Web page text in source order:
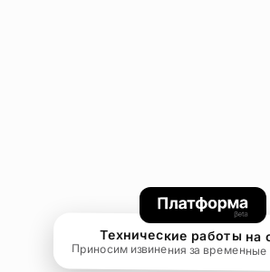
Технические работы на
Приносим извинения за временные